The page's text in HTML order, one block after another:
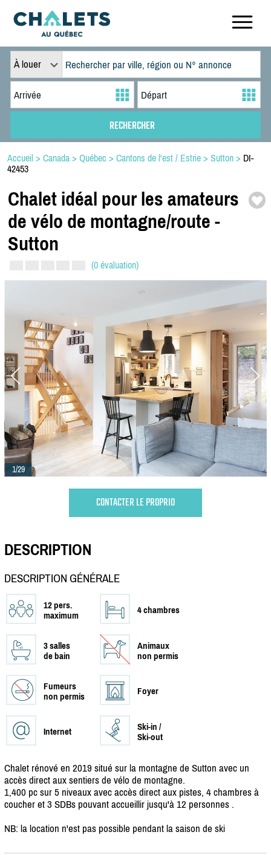
À louer
Accueil > Canada > Québec > Cantons de l'est / Estrie > Sutton > DI-
42453
Chalet idéal pour les amateurs
de vélo de montagne/route -
Sutton
(0 évaluation)
1/29
CONTACTER LE PROPRIO
DESCRIPTION
DESCRIPTION GÉNÉRALE
12 pers.
maximum
4 chambres
3 salles
de bain
Animaux
non permis
Fumeurs
non permis
Foyer
Internet
Ski-in /
Ski-out
Chalet rénové en 2019 situé sur la montagne de Sutton avec un
accès direct aux sentiers de vélo de montagne.
1,400 pc sur 5 niveaux avec accès direct aux pistes, 4 chambres à
coucher et 3 SDBs pouvant accueillir jusqu'à 12 personnes .
NB: la location n'est pas possible pendant la saison de ski